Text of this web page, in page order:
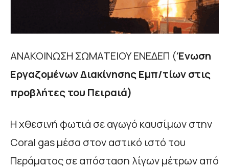
ΑΝΑΚΟΙΝΩΣΗ ΣΩΜΑΤΕΙΟΥ ΕΝΕΔΕΠ (Ένωση
Εργαζομένων Διακίνησης Εμπ/τίων στις
προβλήτες του Πειραιά)
Η χθεσινή φωτιά σε αγωγό καυσίμων στην
Coral gas μέσα στον αστικό ιστό του
Περάματος σε απόσταση λίγων μέτρων από